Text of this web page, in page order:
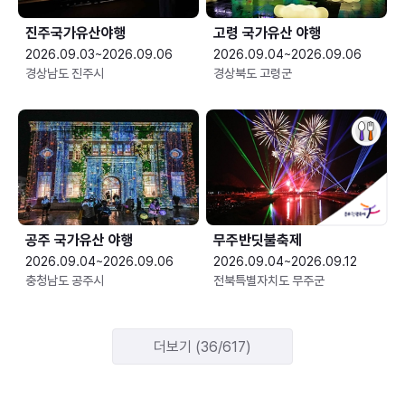
진주국가유산야행
2026.09.03~2026.09.06
경상남도 진주시
고령 국가유산 야행
2026.09.04~2026.09.06
경상북도 고령군
공주 국가유산 야행
2026.09.04~2026.09.06
충청남도 공주시
무주반딧불축제
2026.09.04~2026.09.12
전북특별자치도 무주군
더보기 (36/617)